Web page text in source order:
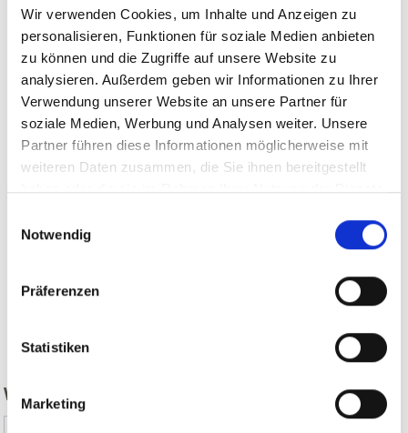
Wir verwenden Cookies, um Inhalte und Anzeigen zu
personalisieren, Funktionen für soziale Medien anbieten
zu können und die Zugriffe auf unsere Website zu
analysieren. Außerdem geben wir Informationen zu Ihrer
Verwendung unserer Website an unsere Partner für
soziale Medien, Werbung und Analysen weiter. Unsere
Partner führen diese Informationen möglicherweise mit
weiteren Daten zusammen, die Sie ihnen bereitgestellt
haben oder die sie im Rahmen Ihrer Nutzung der Dienste
Notwendig
Präferenzen
Statistiken
Marketing
WAR DER INHALT FÜR SIE HILFREICH?